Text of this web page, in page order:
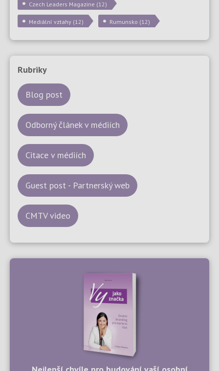
Czech Leaders Magazine (12)
Mediální vztahy (12) Rumunsko (12)
Rubriky
Blog post
Odborný článek v médiích
Citace v médiích
Guest post - Partnerský web
CMTV video